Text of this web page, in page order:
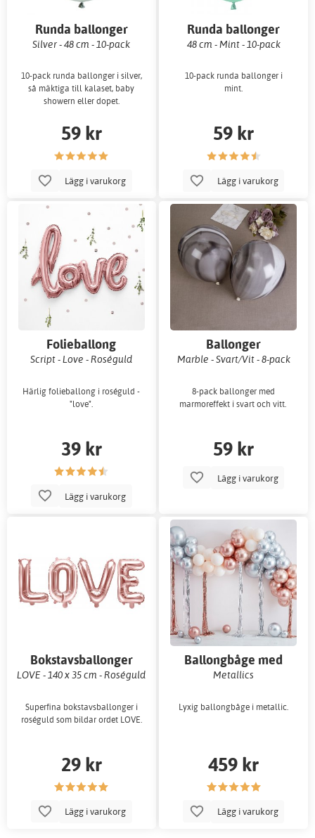
Runda ballonger
Silver - 48 cm - 10-pack
10-pack runda ballonger i silver,
så mäktiga till kalaset, baby
showern eller dopet.
59 kr
Lägg i varukorg
Runda ballonger
48 cm - Mint - 10-pack
10-pack runda ballonger i
mint.
59 kr
Lägg i varukorg
Folieballong
Script - Love - Roséguld
Härlig folieballong i roséguld -
"love".
39 kr
Lägg i varukorg
Ballonger
Marble - Svart/Vit - 8-pack
8-pack ballonger med
marmoreffekt i svart och vitt.
59 kr
Lägg i varukorg
Bokstavsballonger
LOVE - 140 x 35 cm - Roséguld
Superfina bokstavsballonger i
roséguld som bildar ordet LOVE.
29 kr
Lägg i varukorg
Ballongbåge med
streamers
Metallics
Lyxig ballongbåge i metallic.
459 kr
Lägg i varukorg